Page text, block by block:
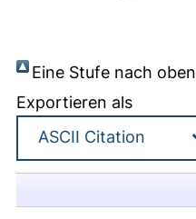
Eine Stufe nach oben
Exportieren als